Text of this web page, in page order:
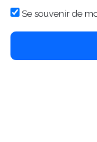
Se souvenir de